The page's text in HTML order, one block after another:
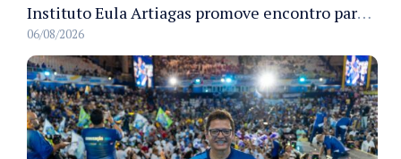
Instituto Eula Artiagas promove encontro para discutir melhorias para o bairro Petrópolis
06/08/2026